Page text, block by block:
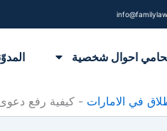
احوال شخصية
في الامارات - كيفية رفع